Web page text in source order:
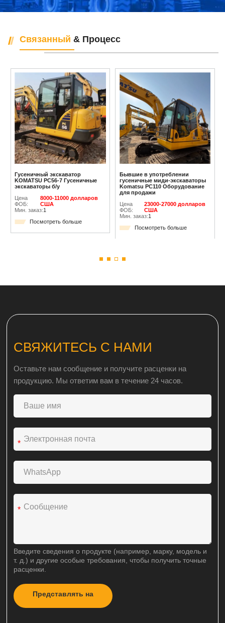
Связанный & Процесс
Гусеничный экскаватор
KOMATSU PC56-7 Гусеничные
экскаваторы б/у
Цена
ФОБ:
8000-11000 долларов
США
Мин. заказ:1
Посмотреть больше
Бывшие в употреблении
гусеничные миди-экскаваторы
Komatsu PC110 Оборудование
для продажи
Цена
ФОБ:
23000-27000 долларов
США
Мин. заказ:1
Посмотреть больше
СВЯЖИТЕСЬ С НАМИ
Оставьте нам сообщение и получите расценки на
продукцию. Мы ответим вам в течение 24 часов.
*
*
Введите сведения о продукте (например, марку, модель и
т. д.) и другие особые требования, чтобы получить точные
расценки.
Представлять на